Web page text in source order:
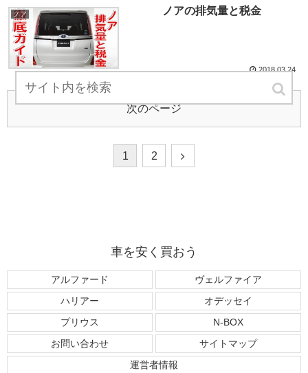
ノア ノアの排気量と税金
2018.03.24
次のページ
1 2
車を安く買おう
アルファード
ヴェルファイア
ハリアー
オデッセイ
プリウス
N-BOX
お問い合わせ
サイトマップ
運営者情報